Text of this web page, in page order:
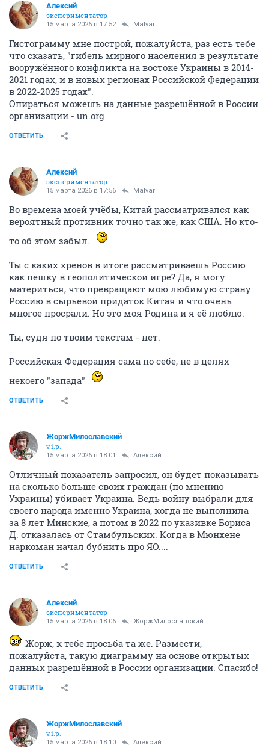
Алексий
экспериментатор
15 марта 2026 в 17:52 Malvar
Гистограмму мне построй, пожалуйста, раз есть тебе
что сказать, "гибель мирного населения в результате
вооружённого конфликта на востоке Украины в 2014-
2021 годах, и в новых регионах Российской Федерации
в 2022-2025 годах".
Опираться можешь на данные разрешённой в России
организации - un.org
ОТВЕТИТЬ
Алексий
экспериментатор
15 марта 2026 в 17:56 Malvar
Во времена моей учёбы, Китай рассматривался как
вероятный противник точно так же, как США. Но кто-
то об этом забыл.
Ты с каких хренов в итоге рассматриваешь Россию
как пешку в геополитической игре? Да, я могу
материться, что превращают мою любимую страну
Россию в сырьевой придаток Китая и что очень
многое просрали. Но это моя Родина и я её люблю.
Ты, судя по твоим текстам - нет.
Российская Федерация сама по себе, не в целях
некоего "запада"
ОТВЕТИТЬ
ЖоржМилославский
v.i.p.
15 марта 2026 в 18:01 Алексий
Отличный показатель запросил, он будет показывать
на сколько больше своих граждан (по мнению
Украины) убивает Украина. Ведь войну выбрали для
своего народа именно Украина, когда не выполнила
за 8 лет Минские, а потом в 2022 по указивке Бориса
Д. отказалась от Стамбульских. Когда в Мюнхене
наркоман начал бубнить про ЯО....
ОТВЕТИТЬ
Алексий
экспериментатор
15 марта 2026 в 18:06 ЖоржМилославский
Жорж, к тебе просьба та же. Размести,
пожалуйста, такую диаграмму на основе открытых
данных разрешённой в России организации. Спасибо!
ОТВЕТИТЬ
ЖоржМилославский
v.i.p.
15 марта 2026 в 18:10 Алексий